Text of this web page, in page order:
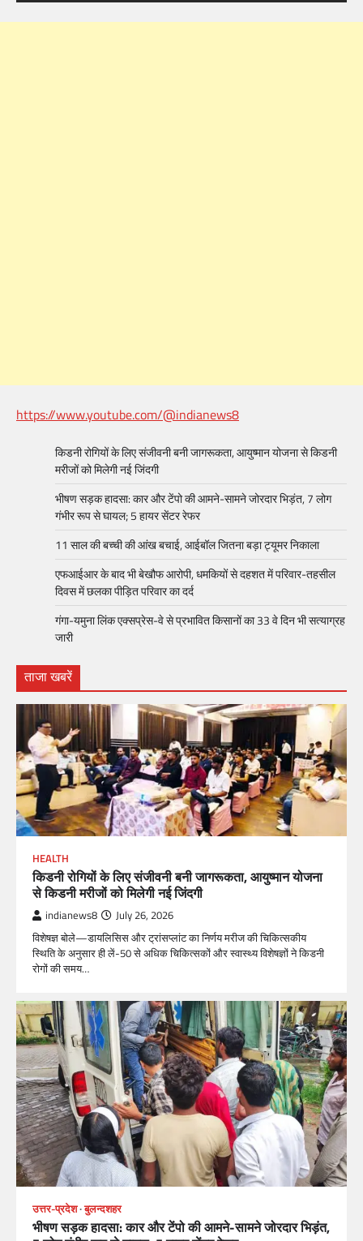
https://www.youtube.com/@indianews8
किडनी रोगियों के लिए संजीवनी बनी जागरूकता, आयुष्मान योजना से किडनी
मरीजों को मिलेगी नई जिंदगी
भीषण सड़क हादसा: कार और टेंपो की आमने-सामने जोरदार भिड़ंत, 7 लोग
गंभीर रूप से घायल; 5 हायर सेंटर रेफर​
11 साल की बच्ची की आंख बचाई, आईबॉल जितना बड़ा ट्यूमर निकाला
एफआईआर के बाद भी बेखौफ आरोपी, धमकियों से दहशत में परिवार-तहसील
दिवस में छलका पीड़ित परिवार का दर्द
गंगा-यमुना लिंक एक्सप्रेस-वे से प्रभावित किसानों का 33 वे दिन भी सत्याग्रह
जारी
ताजा खबरें
HEALTH
किडनी रोगियों के लिए संजीवनी बनी जागरूकता, आयुष्मान योजना
से किडनी मरीजों को मिलेगी नई जिंदगी
indianews8 July 26, 2026
विशेषज्ञ बोले—डायलिसिस और ट्रांसप्लांट का निर्णय मरीज की चिकित्सकीय
स्थिति के अनुसार ही लें-50 से अधिक चिकित्सकों और स्वास्थ्य विशेषज्ञों ने किडनी
रोगों की समय…
उत्तर-प्रदेश बुलन्दशहर
भीषण सड़क हादसा: कार और टेंपो की आमने-सामने जोरदार भिड़ंत,